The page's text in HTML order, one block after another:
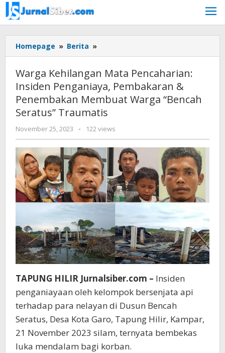
Skip
to
content
Homepage » Berita »
Kehilangan
Pencaharian:
Insiden
Penganiaya,
Pembakaran
&
Penembakan
Membuat
Warga
"Bencah
Seratus"
Traumatis
Warga Kehilangan Mata Pencaharian:
Insiden Penganiaya, Pembakaran &
Penembakan Membuat Warga “Bencah
Seratus” Traumatis
November 25, 2023
by
Jurnalsiber
- 122 views
TAPUNG HILIR Jurnalsiber.com – Insiden
penganiayaan oleh kelompok bersenjata api
terhadap para nelayan di Dusun Bencah
Seratus, Desa Kota Garo, Tapung Hilir, Kampar,
21 November 2023 silam, ternyata bembekas
luka mendalam bagi korban.